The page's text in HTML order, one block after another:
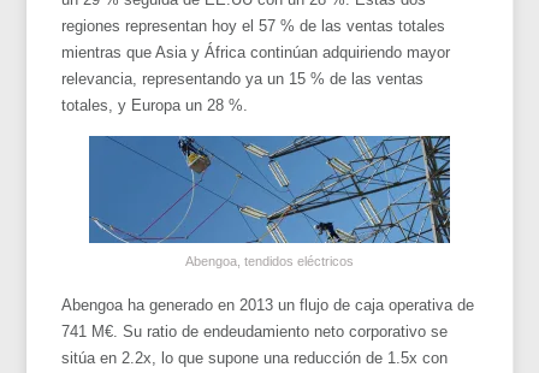
regiones representan hoy el 57 % de las ventas totales
mientras que Asia y África continúan adquiriendo mayor
relevancia, representando ya un 15 % de las ventas
totales, y Europa un 28 %.
Abengoa, tendidos eléctricos
Abengoa ha generado en 2013 un flujo de caja operativa de
741 M€. Su ratio de endeudamiento neto corporativo se
sitúa en 2.2x, lo que supone una reducción de 1.5x con